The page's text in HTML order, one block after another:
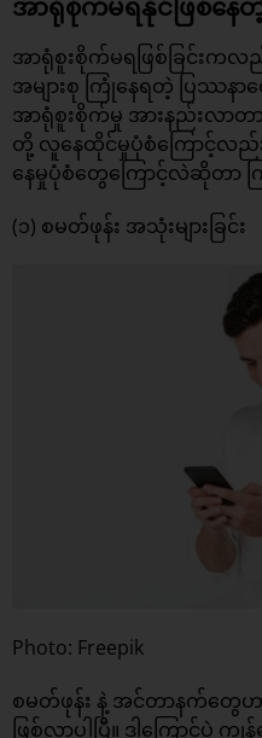
အာရုံစိုက်မရနိုင်ဖြစ်နေ
အာရုံစူးစိုက်မရဖြစ်ခြင်းက
အများစု ကြုံနေရတဲ့ ပြဿန
အာရုံစူးစိုက်မှု အားနည်းလာတာ
တို့ လူနေထိုင်မှုပုံစံကြောင့်လ
နေမှုပုံစံတွေကြောင့်လဲဆိုတာ
(၁) စမတ်ဖုန်း အသုံးများခြင်း
Photo: Freepik
စမတ်ဖုန်း နဲ့ အင်တာနက်တွေဟ
ဖြစ်လာပါပြီ။ ဒါကြောင့်ပဲ